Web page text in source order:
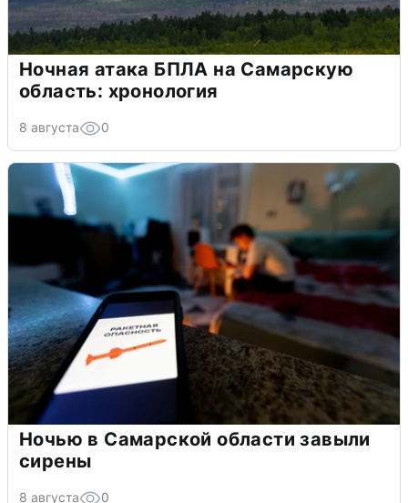
Ночная атака БПЛА на Самарскую
область: хронология
8 августа 0
Ночью в Самарской области завыли
сирены
8 августа 0